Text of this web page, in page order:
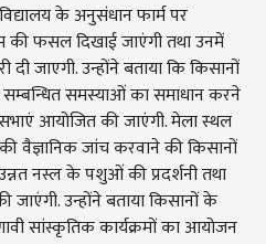
के अनुसंधान फार्म पर
की फसल दिखाई जाएंगी तथा उनमें
जाएगी. उन्होंने बताया कि किसानों
समस्याओं का समाधान करने
सभाएं आयोजित की जाएंगी. मेला स्थल
की वैज्ञानिक जांच करवाने की किसानों
नस्ल के पशुओं की प्रदर्शनी तथा
जाएंगी. उन्होंने बताया किसानों के
सांस्कृतिक कार्यक्रमों का आयोजन